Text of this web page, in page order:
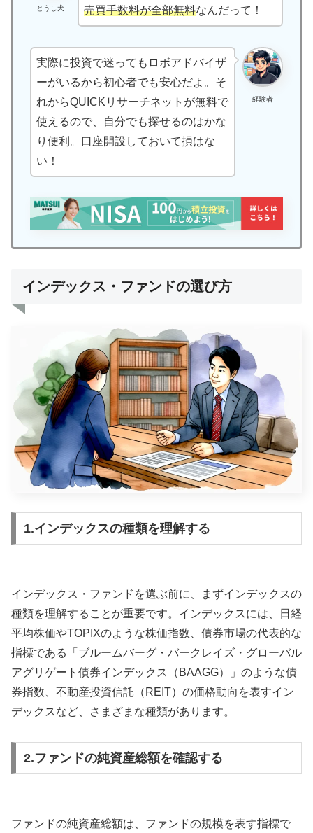
とうし犬 売買手数料が全部無料なんだって！
経験者
実際に投資で迷ってもロボアドバイザ
ーがいるから初心者でも安心だよ。そ
れからQUICKリサーチネットが無料で
使えるので、自分でも探せるのはかな
り便利。口座開設しておいて損はな
い！
インデックス・ファンドの選び方
1.インデックスの種類を理解する
インデックス・ファンドを選ぶ前に、まずインデックスの
種類を理解することが重要です。インデックスには、日経
平均株価やTOPIXのような株価指数、債券市場の代表的な
指標である「ブルームバーグ・バークレイズ・グローバル
アグリゲート債券インデックス（BAAGG）」のような債
券指数、不動産投資信託（REIT）の価格動向を表すイン
デックスなど、さまざまな種類があります。
2.ファンドの純資産総額を確認する
ファンドの純資産総額は、ファンドの規模を表す指標で